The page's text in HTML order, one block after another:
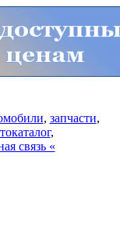
, запчасти,
,
связь «